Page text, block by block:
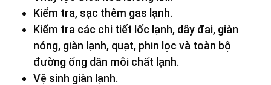
Kiểm tra, sạc thêm gas lạnh.
Kiểm tra các chi tiết lốc lạnh, dây đai, giàn
nóng, giàn lạnh, quạt, phin lọc và toàn bộ
đường ống dẫn môi chất lạnh.
Vệ sinh giàn lạnh.